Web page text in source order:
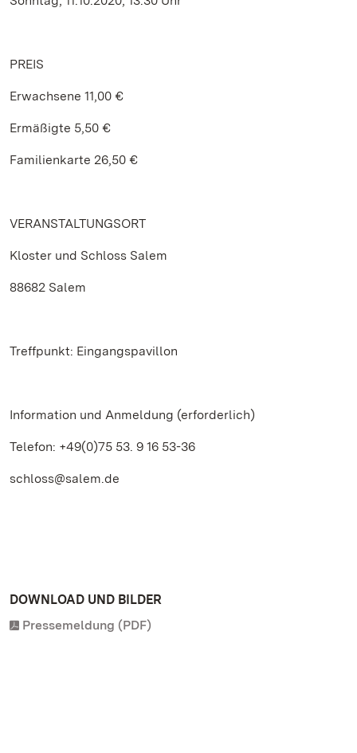
PREIS
Erwachsene 11,00 €
Ermäßigte 5,50 €
Familienkarte 26,50 €
VERANSTALTUNGSORT
Kloster und Schloss Salem
88682 Salem
Treffpunkt: Eingangspavillon
Information und Anmeldung (erforderlich)
Telefon: +49(0)75 53. 9 16 53-36
schloss@salem.de
DOWNLOAD UND BILDER
Pressemeldung (PDF)